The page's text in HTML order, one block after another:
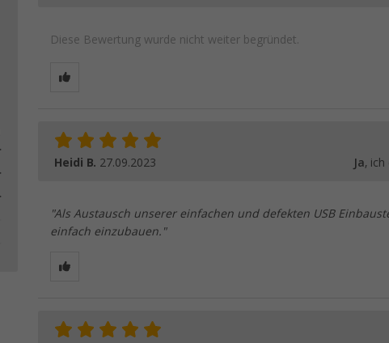
Diese Bewertung wurde nicht weiter begründet.
Heidi B. 27.09.2023 Ja,
"Als Austausch unserer einfachen und defekten USB
einfach einzubauen."